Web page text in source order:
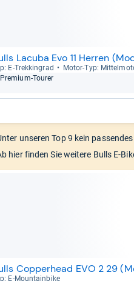
Lacuba Evo 11 Herren
E-​Trek­kin­grad Motor-​Typ:
Pre­mium-​Tou­rer
unseren Top 9 kein
hier finden Sie weitere Bulls E-
Copperhead EVO 2 29
E-​Moun­tain­bike